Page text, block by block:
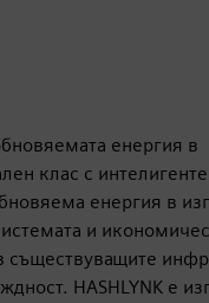
енергия в
клас с
енергия в
и
съществуващите
HASHLYNK е